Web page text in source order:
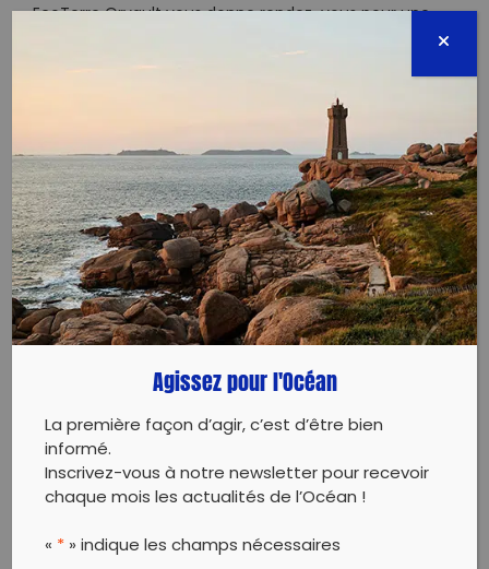
EcoTerre Orvault vous donne rendez-vous pour une
World Cleanup Day, dans le quartier de la Cholière.
d'Orvault pour agir en faveur de l'environnement !
Quel est le but de cette journée ?
Mobiliser le plus grand nombre d’entre nous, nettoyer
les rues de nos villes de ses déchets sauvages,
sensibiliser tout un chacun aux gestes éco-
responsables ainsi qu’à la lutte contre la pollution,
dans une ambiance conviviale et festive.
À l’échelle mondiale, c’est plus de 150 pays et
opération. Des ramassages de déchets sont
compris). À titre d’exemple, des ramassages de
déchets étaient organisés en 2023 à Orvault, Saint-
Herblain, Nantes, Rezé…
calendrier et mobilisez vos amis, votre famille, vos
Agissez pour l'Océan
La première façon d’agir, c’est d’être bien
informé.
Inscrivez-vous à notre newsletter pour recevoir
chaque mois les actualités de l’Océan !
« * » indique les champs nécessaires